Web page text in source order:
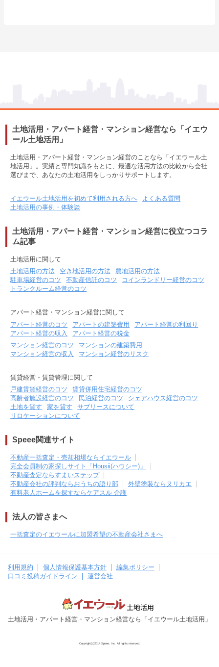
土地活用・アパート経営・マンション経営なら「イエウ
ール土地活用」
土地活用・アパート経営・マンション経営のことなら「イエウール土
地活用」。実績と専門知識をもとに、最適な活用方法の比較から会社
選びまで、あなたの土地活用をしっかりサポートします。
イエウール土地活用を初めて利用される方へ
よくある質問
土地活用の事例・体験談
土地活用・アパート経営・マンション経営に役立つコラ
ム記事
土地活用に関して
土地活用の方法
空き地活用の方法
農地活用の方法
駐車場経営のコツ
不動産信託のコツ
コインランドリー経営のコツ
トランクルーム経営のコツ
アパート経営・マンション経営に関して
アパート経営のコツ
アパートの建築費用
アパート経営の利回り
アパート経営の収入
アパート経営の税金
マンション経営のコツ
マンションの建築費用
マンション経営の収入
マンション経営のリスク
賃貸経営・賃貸管理に関して
戸建賃貸経営のコツ
賃貸併用住宅経営のコツ
高齢者施設経営のコツ
民泊経営のコツ
シェアハウス経営のコツ
土地を貸す
家を貸す
サブリースについて
リロケーションについて
Speee関連サイト
不動産一括査定・売却相場ならイエウール
完全会員制の家探しサイト「Housii(ハウシー)」
不動産査定ならすまいステップ
不動産会社の評判ならおうちの語り部
外壁塗装ならヌリカエ
有料老人ホームを探すならケアスル 介護
法人の皆さまへ
一括査定のイエウールに加盟希望の不動産会社さまへ
土地活用・アパート経営・マンション経営なら「イエウール土地活用」
利用規約 個人情報保護基本方針
編集ポリシー
口コミ投稿ガイドライン
運営会社
Copyright(c)2014 Speee, Inc. All rights reserved.